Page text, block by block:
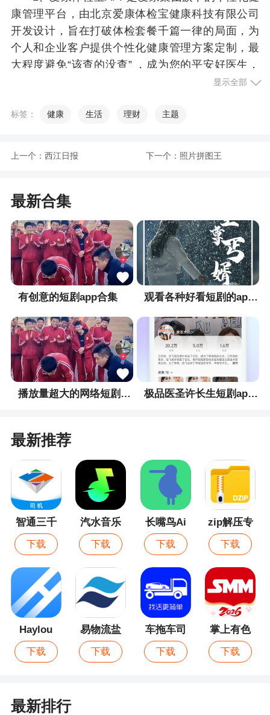
康管理平台，由北京爱康体检宝健康科技有限公司
开发设计，旨在打破体检套餐千篇一律的局面，为
个人和企业客户提供个性化健康管理方案定制，最
大程度避免“该查的没查” ，成为您的平安好医生，
来爱康体检宝专区下载吧
更新日志
NEW 凑单功能上线，选购更省心！
- 拼团升级：新增套餐PK对比，多款套餐直观
比对；
- 自选优化：检项任意搭配，满减立省，轻松定
制你的专属体检；
- 体验优化：分院标识更清晰，套餐价格展示更
直观；
健康路上，我们始终陪伴。期待您的点赞与宝
贵建议~
显示全部
标签： 健康 生活 理财 主题
上一个： 西江日报 下一个： 照片拼图王
最新合集
有创意的短剧app合集 观看各种好看短剧的app合集
播放量超大的网络短剧app合集 极品医圣许长生短剧app合集
最新推荐
智通三千
司机
下载
汽水音乐
下载
长嘴鸟Ai
背诵
下载
zip解压专
家
下载
Haylou
Fun
下载
易物流盐
田
下载
车拖车司
机
下载
掌上有色
下载
最新排行